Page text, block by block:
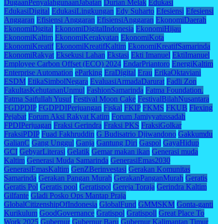
DugaanPenyalahgunaanJabatan Durian Melak Edukasi
EdukasiDigital EdukasiLingkungan Edy Suharto Efesiensi Efesiensi
Anggaran Efisiensi Anggaran EfisiensiAnggaran EkonomiDaerah
EkonomiDigital EkonomiDigitalIndonesia EkonomiHijau
EkonomiKaltim EkonomiKerakyatan EkonomiKota
EkonomiKreatif EkonomiKreatifKaltim EkonomiKreatifSamarinda
EkonomiRakyat Eksekusi Lahan Ekstasi Ekti Imanuel EktiImanuel
Employee Carbon Offset (ECO) 2024 EndarPriantoro EnergiKaltim
Enterprise Automation eParking EraDigital Erau ErikaOktaviani
ESDM EtikaSimbolNegara EvaluasiArmadaDarurat Fadli Zon
FakultasKehutananUnmul FashionSamarinda Fatma Foundation.
Fatma Saifullah Yusuf Festival Moon Cake FestivalBilahNusantara
FGDPDIP FGDPDIPerjuangan Fiskal FKIP FKMS FKUB Flexing
Pejabat Forum Aksi Rakyat Katim Forum Jamiyyatussadah
FPDIPerjuagan Fraksi Gerindra Fraksi PKS FraksiGolkar
FraksiPDIP Fuad Fakhruddin G Budisatrio Djiwandono Gakkumdu
GalianC Gang Unggul Ganja Gantung Diri Gaspol GayaHidup
GCI GebyarLiterasi Gelatik Gemar makan ikan Generasi muda
Kaltim Generasi Muda Samarinda GenerasiEmas2030
GenerasiEmasKaltim GenZBerinvestasi Gerakan Komunitas
Samarinda Gerakan Pangan Murah GerakanPanganMurah Geratis
Geratis Pol Geratis pool Geratispol Gereja Toraja Gerindra Kaltim
Gilfante Gladi Posko Ops Mantap Praja
GlobalCitizenshipOfIndonesia GlobalFund GMMSKM Gonta-ganti
Kurikulum GoodGovernance Gratispol Gratispoll Great Place To
Work 2025 Gubernur Gubernur Baru Gubernur Kalimantan Timur